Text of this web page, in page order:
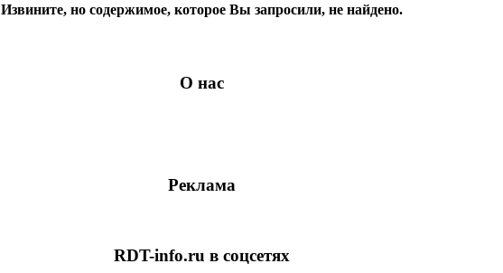
Извините, но содержимое, которое Вы запросили, не найдено.
О нас
Реклама
RDT-info.ru в соцсетях